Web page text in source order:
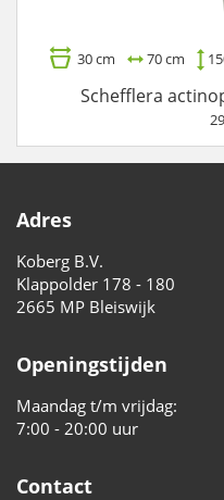
30 cm 70 cm
Schefflera
Adres
Koberg B.V.
Klappolder 178 - 180
2665 MP Bleiswijk
Openingstijden
Maandag t/m vrijdag:
7:00 - 20:00 uur
Contact